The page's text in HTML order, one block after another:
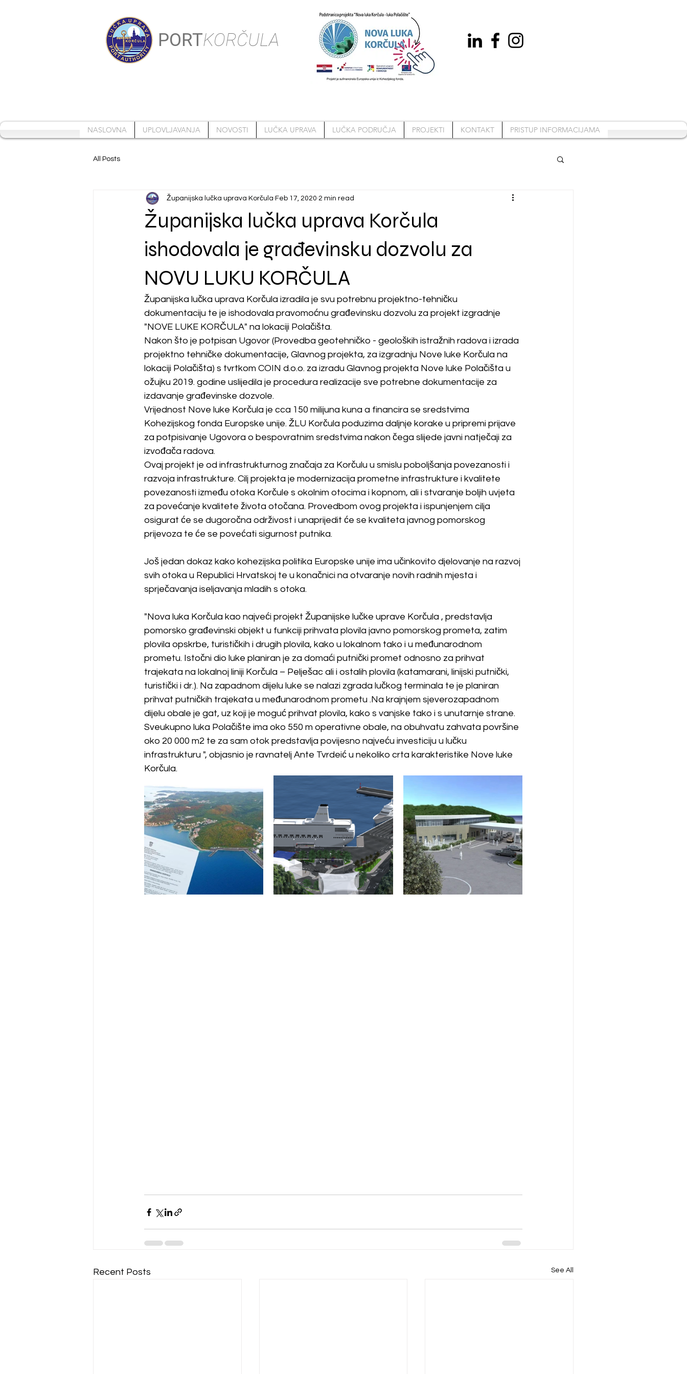
PORTKORČULA
NASLOVNA UPLOVLJAVANJA NOVOSTI LUČKA UPRAVA LUČKA PODRUČJA PROJEKTI KONTAKT PRISTUP INFORMACIJAMA
All Posts
Županijska lučka uprava Korčula
ishodovala je građevinsku dozvolu za
NOVU LUKU KORČULA
Županijska lučka uprava Korčula Feb 17, 2020 2 min read
Županijska lučka uprava Korčula izradila je svu potrebnu projektno-tehničku
dokumentaciju te je ishodovala pravomoćnu građevinsku dozvolu za projekt izgradnje
"NOVE LUKE KORČULA" na lokaciji Polačišta.
Nakon što je potpisan Ugovor (Provedba geotehničko - geoloških istražnih radova i izrada
projektno tehničke dokumentacije, Glavnog projekta, za izgradnju Nove luke Korčula na
lokaciji Polačišta) s tvrtkom COIN d.o.o. za izradu Glavnog projekta Nove luke Polačišta u
ožujku 2019. godine uslijedila je procedura realizacije sve potrebne dokumentacije za
izdavanje građevinske dozvole.
Vrijednost Nove luke Korčula je cca 150 milijuna kuna a financira se sredstvima
Kohezijskog fonda Europske unije. ŽLU Korčula poduzima daljnje korake u pripremi prijave
za potpisivanje Ugovora o bespovratnim sredstvima nakon čega slijede javni natječaji za
izvođača radova.
Ovaj projekt je od infrastrukturnog značaja za Korčulu u smislu poboljšanja povezanosti i
razvoja infrastrukture. Cilj projekta je modernizacija prometne infrastrukture i kvalitete
povezanosti između otoka Korčule s okolnim otocima i kopnom, ali i stvaranje boljih uvjeta
za povećanje kvalitete života otočana. Provedbom ovog projekta i ispunjenjem cilja
osigurat će se dugoročna održivost i unaprijedit će se kvaliteta javnog pomorskog
prijevoza te će se povećati sigurnost putnika.
Još jedan dokaz kako kohezijska politika Europske unije ima učinkovito djelovanje na razvoj
svih otoka u Republici Hrvatskoj te u konačnici na otvaranje novih radnih mjesta i
sprječavanja iseljavanja mladih s otoka.
"Nova luka Korčula kao najveći projekt Županijske lučke uprave Korčula , predstavlja
pomorsko građevinski objekt u funkciji prihvata plovila javno pomorskog prometa, zatim
plovila opskrbe, turističkih i drugih plovila, kako u lokalnom tako i u međunarodnom
prometu. Istočni dio luke planiran je za domaći putnički promet odnosno za prihvat
trajekata na lokalnoj liniji Korčula – Pelješac ali i ostalih plovila (katamarani, linijski putnički,
turistički i dr.). Na zapadnom dijelu luke se nalazi zgrada lučkog terminala te je planiran
prihvat putničkih trajekata u međunarodnom prometu .Na krajnjem sjeverozapadnom
dijelu obale je gat, uz koji je moguć prihvat plovila, kako s vanjske tako i s unutarnje strane.
Sveukupno luka Polačište ima oko 550 m operativne obale, na obuhvatu zahvata površine
oko 20 000 m2 te za sam otok predstavlja povijesno najveću investiciju u lučku
infrastrukturu ", objasnio je ravnatelj Ante Tvrdeić u nekoliko crta karakteristike Nove luke
Korčula.
Recent Posts See All